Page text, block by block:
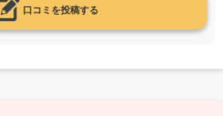
口コミを投稿する